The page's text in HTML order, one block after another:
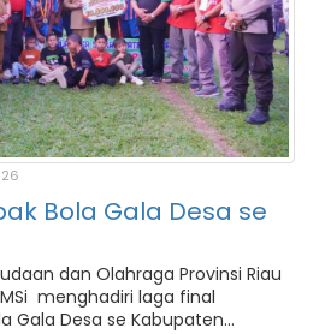
Bola Gala Desa se
dan Olahraga Provinsi Riau
MSi menghadiri laga final
Gala Desa se Kabupaten...